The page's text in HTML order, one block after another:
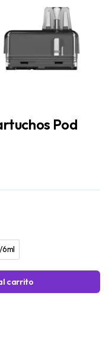
Pod
6ml
carrito